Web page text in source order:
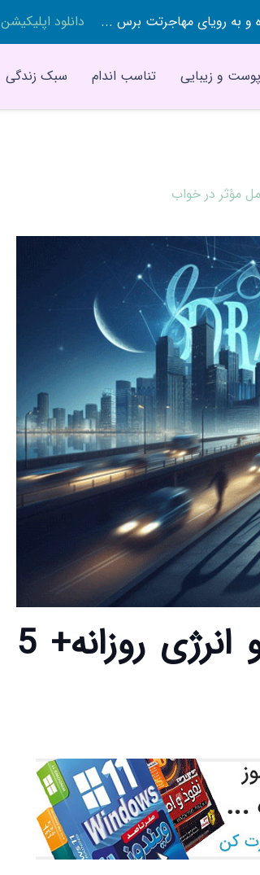
دانلود اپلیکیشن
پوست و زیبایی تناسب اندام سبک زندگی
تأثیر خواب کافی بر سلامت و انرژی روزانه+ 5